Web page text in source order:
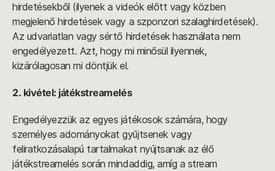
hirdetésekből (ilyenek a videók előtt vagy közben
megjelenő hirdetések vagy a szponzori szalaghirdetések).
Az udvariatlan vagy sértő hirdetések használata nem
engedélyezett. Azt, hogy mi minősül ilyennek,
kizárólagosan mi döntjük el.
2. kivétel: játékstreamelés
Engedélyezzük az egyes játékosok számára, hogy
személyes adományokat gyűjtsenek vagy
feliratkozásalapú tartalmakat nyújtsanak az élő
játékstreamelés során mindaddig, amíg a stream